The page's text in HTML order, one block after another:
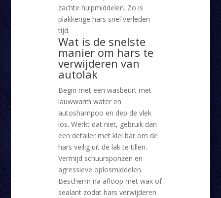
zachte hulpmiddelen. Zo is
plakkerige hars snel verleden
tijd.
Wat is de snelste
manier om hars te
verwijderen van
autolak
Begin met een wasbeurt met
lauwwarm water en
autoshampoo en dep de vlek
los. Werkt dat niet, gebruik dan
een detailer met klei bar om de
hars veilig uit de lak te tillen.
Vermijd schuursponzen en
agressieve oplosmiddelen.
Bescherm na afloop met wax of
sealant zodat hars verwijderen